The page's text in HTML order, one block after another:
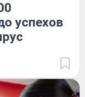
успехов